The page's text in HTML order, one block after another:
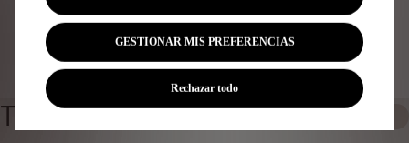
TODOS LOS PRODUCTOS
GESTIONAR MIS PREFERENCIAS
Rechazar todo